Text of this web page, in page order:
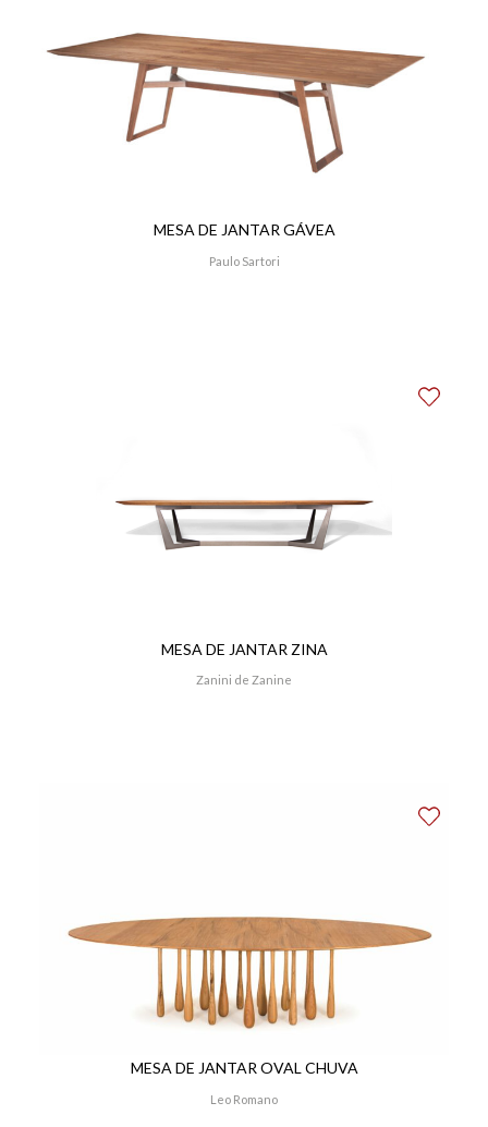
MESA DE JANTAR GÁVEA
Paulo Sartori
MESA DE JANTAR ZINA
Zanini de Zanine
MESA DE JANTAR OVAL CHUVA
Leo Romano